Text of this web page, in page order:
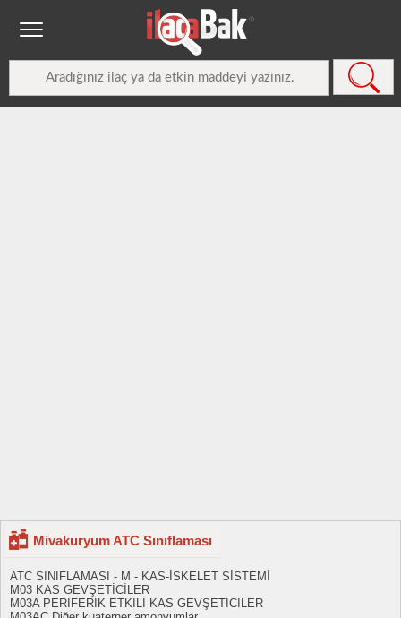
Mivakuryum ATC Sınıflaması
ATC SINIFLAMASI - M - KAS-İSKELET SİSTEMİ
M03 KAS GEVŞETİCİLER
M03A PERİFERİK ETKİLİ KAS GEVŞETİCİLER